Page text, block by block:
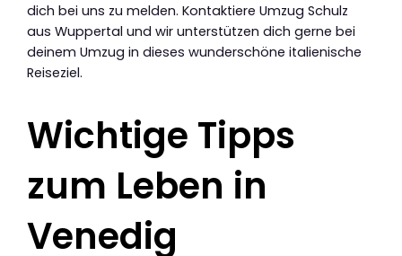
dich bei uns zu melden. Kontaktiere Umzug Schulz
aus Wuppertal und wir unterstützen dich gerne bei
deinem Umzug in dieses wunderschöne italienische
Reiseziel.
Wichtige Tipps
zum Leben in
Venedig